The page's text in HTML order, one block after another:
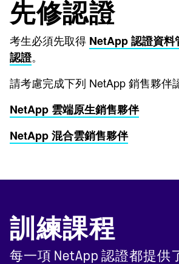
先修認證
考生必須先取得 NetApp 認證資料
認證。
請考慮完成下列 NetApp 銷售夥伴
NetApp 雲端原生銷售夥伴
NetApp 混合雲銷售夥伴
訓練課程
每一項 NetApp 認證都提供